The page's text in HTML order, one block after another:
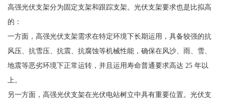
高强光伏支架分为固定支架和跟踪支架。光伏支架要求也是比拟高
的：
一方面，高强光伏支架需求在特定环境下长期运用，具备较强的抗
风压、抗雪压、抗震、抗腐蚀等机械性能，确保在风沙、雨、雪、
地震等恶劣环境下正常运转，并且运用寿命普通要求高达 25 年以
上。
另一方面，高强光伏支架在光伏电站树立中具有重要位置。光伏支